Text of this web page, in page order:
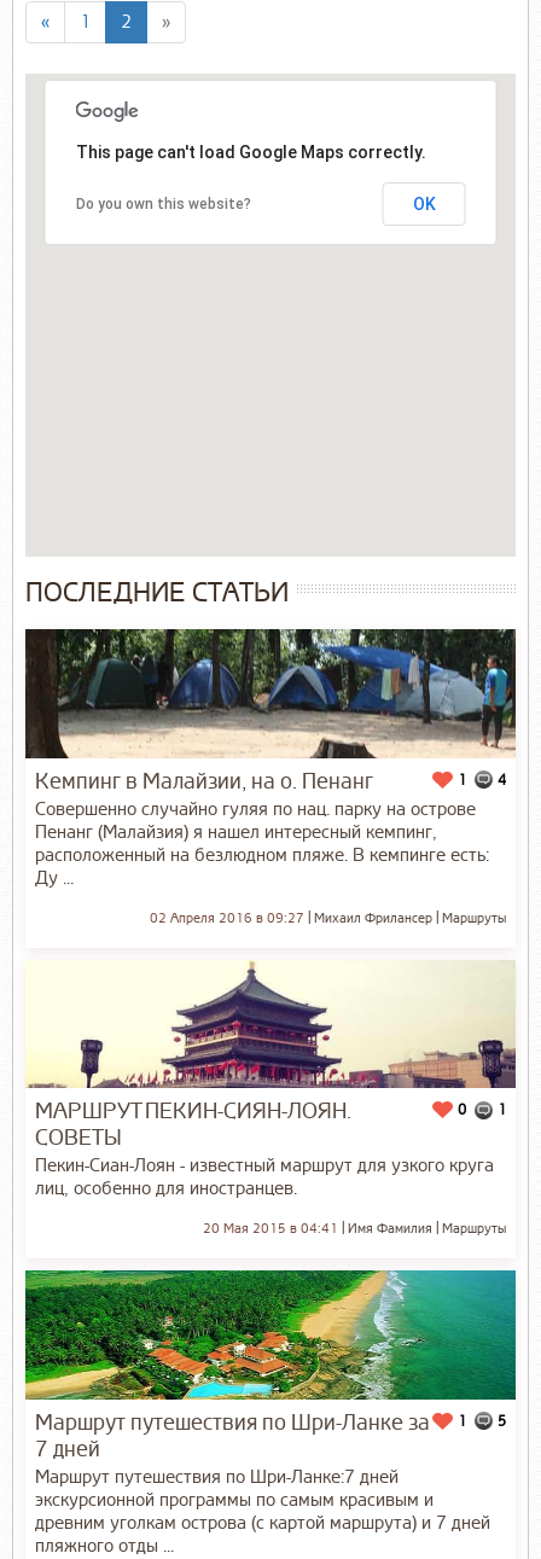
« 1 2 »
This page can't load Google Maps correctly.
Do you own this website? OK
ПОСЛЕДНИЕ СТАТЬИ
4
1
Кемпинг в Малайзии, на о. Пенанг
Совершенно случайно гуляя по нац. парку на острове
Пенанг (Малайзия) я нашел интересный кемпинг,
расположенный на безлюдном пляже. В кемпинге есть:
Ду ...
Маршруты
Михаил Фрилансер
02 Апреля 2016 в 09:27
1
0
МАРШРУТ ПЕКИН-СИЯН-ЛОЯН.
СОВЕТЫ
Пекин-Сиан-Лоян - известный маршрут для узкого круга
лиц, особенно для иностранцев.
Маршруты
Имя Фамилия
20 Мая 2015 в 04:41
5
1
Маршрут путешествия по Шри-Ланке за
7 дней
Маршрут путешествия по Шри-Ланке:7 дней
экскурсионной программы по самым красивым и
древним уголкам острова (с картой маршрута) и 7 дней
пляжного отды ...